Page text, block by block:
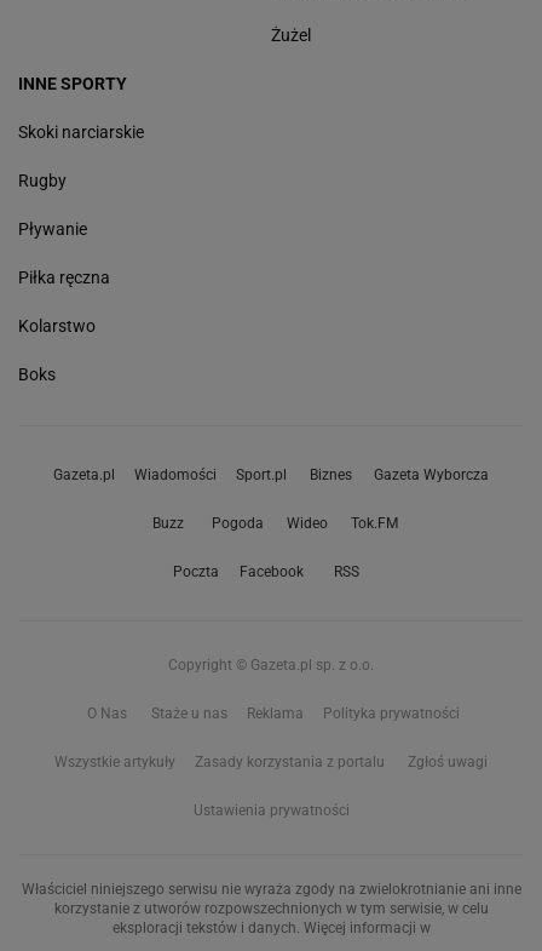
Żużel
INNE SPORTY
Skoki narciarskie
Rugby
Pływanie
Piłka ręczna
Kolarstwo
Boks
Gazeta.pl Wiadomości Sport.pl Biznes Gazeta Wyborcza
Buzz Pogoda Wideo Tok.FM
Poczta Facebook RSS
Copyright © Gazeta.pl sp. z o.o.
O Nas Staże u nas Reklama Polityka prywatności
Wszystkie artykuły Zasady korzystania z portalu Zgłoś uwagi
Ustawienia prywatności
Właściciel niniejszego serwisu nie wyraża zgody na zwielokrotnianie ani inne
korzystanie z utworów rozpowszechnionych w tym serwisie, w celu
eksploracji tekstów i danych. Więcej informacji w